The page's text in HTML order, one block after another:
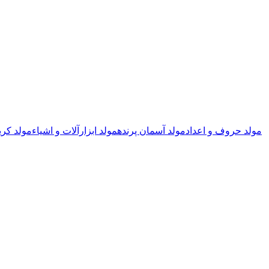
مولد حروف و اعدادمولد آسمان پرندهمولد ابزارآلات و اشیاءمولد